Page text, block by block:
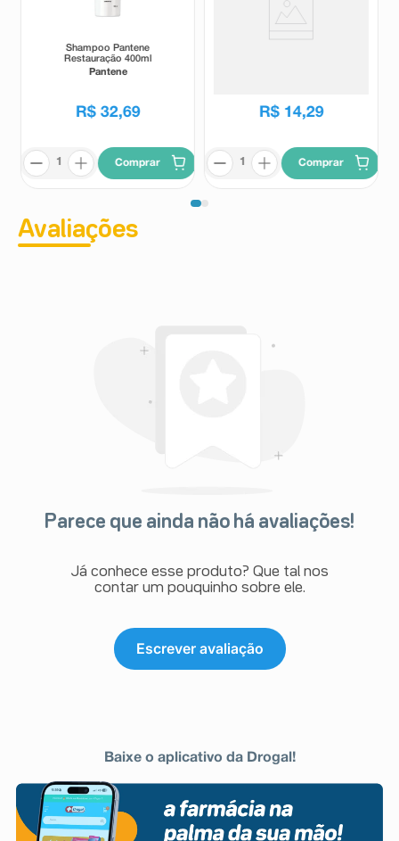
Salicilato de benzila; Hexil cinamal; Limoneno; Linalol
Shampoo Pantene
Restauração 400ml
Pantene
R$ 32,69
Comprar
R$ 14,29
Comprar
Avaliações
Parece que ainda não há avaliações!
Já conhece esse produto? Que tal nos
contar um pouquinho sobre ele.
Escrever avaliação
Baixe o aplicativo da Drogal!